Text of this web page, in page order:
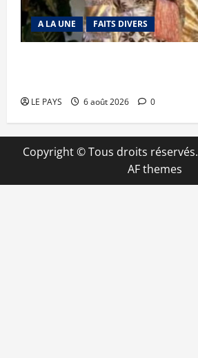
A LA UNE FAITS DIVERS
LE PAYS 6 août 2026 0
Copyright © Tous droits réservés.
AF themes